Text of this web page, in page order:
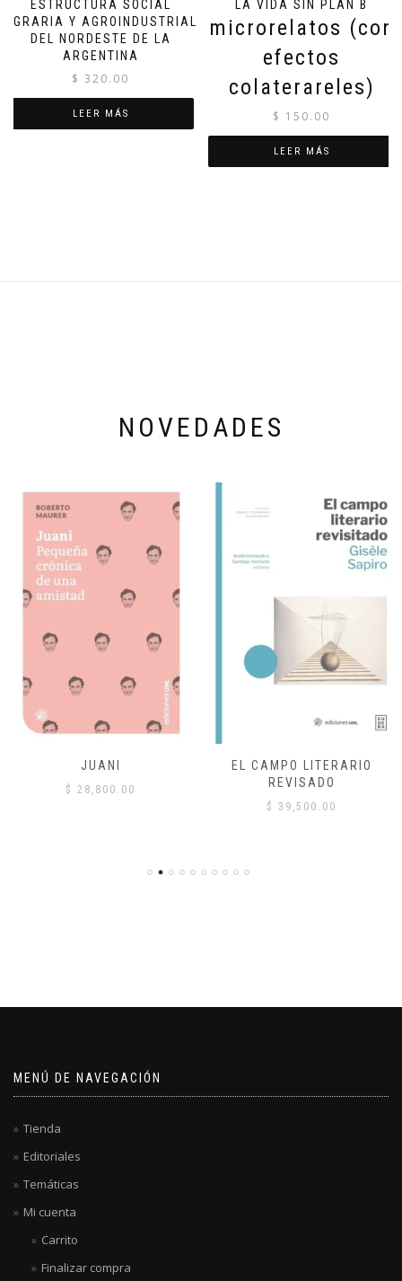
ESTRUCTURA SOCIAL
AGRARIA Y AGROINDUSTRIAL
DEL NORDESTE DE LA
ARGENTINA
$ 320.00
LEER MÁS
LA VIDA SIN PLAN B
microrelatos (con
efectos
colaterareles)
$ 150.00
LEER MÁS
NOVEDADES
JUANI
$ 28,800.00
EL CAMPO LITERARIO
REVISADO
$ 39,500.00
MENÚ DE NAVEGACIÓN
Tienda
Editoriales
Temáticas
Mi cuenta
Carrito
Finalizar compra